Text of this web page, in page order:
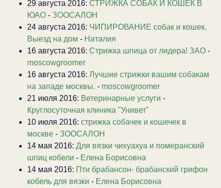
29 августа 2016: СТРИЖКА СОБАК И КОШЕК В
ЮАО - ЗООСАЛОН
24 августа 2016: ЧИПИРОВАНИЕ собак и кошек.
Выезд на дом - Наталия
16 августа 2016: Стрижка шпица от лидера! ЗАО -
moscowgroomer
16 августа 2016: Лучшие стрижки вашим собакам
на западе москвы. - moscowgroomer
21 июля 2016: Ветеринарные услуги -
Круглосуточная клиника "Унивет"
10 июля 2016: стрижка собачек и кошечек в
москве - ЗООСАЛОН
14 мая 2016: Для вязки чихуахуа и померанский
шпиц кобели - Елена Борисовна
14 мая 2016: Пти брабансон- брабанский грифон
кобель для вязки - Елена Борисовна